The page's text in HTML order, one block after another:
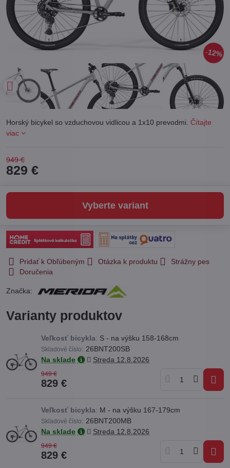
12%
Horský bicykel so vzduchovou vidlicou a 1x10 prevodmi. Čítajte
viac
949 €
829 €
Vyberte variant
Pridať k Obľúbeným Otázka k produktu
Strážny pes
Doručenia
Značka:
Varianty produktov
Veľkosť bicykla: S - na výšku 158-168cm
Skladové číslo: 26BNT200SB
Na sklade
Streda 12.8.2026
949 €
829 €
Veľkosť bicykla: M - na výšku 167-179cm
Skladové číslo: 26BNT200MB
Na sklade
Streda 12.8.2026
949 €
829 €